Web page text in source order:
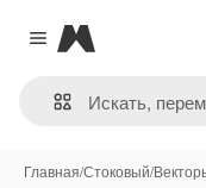
Close menu
Magnific
Главная/Стоковый/